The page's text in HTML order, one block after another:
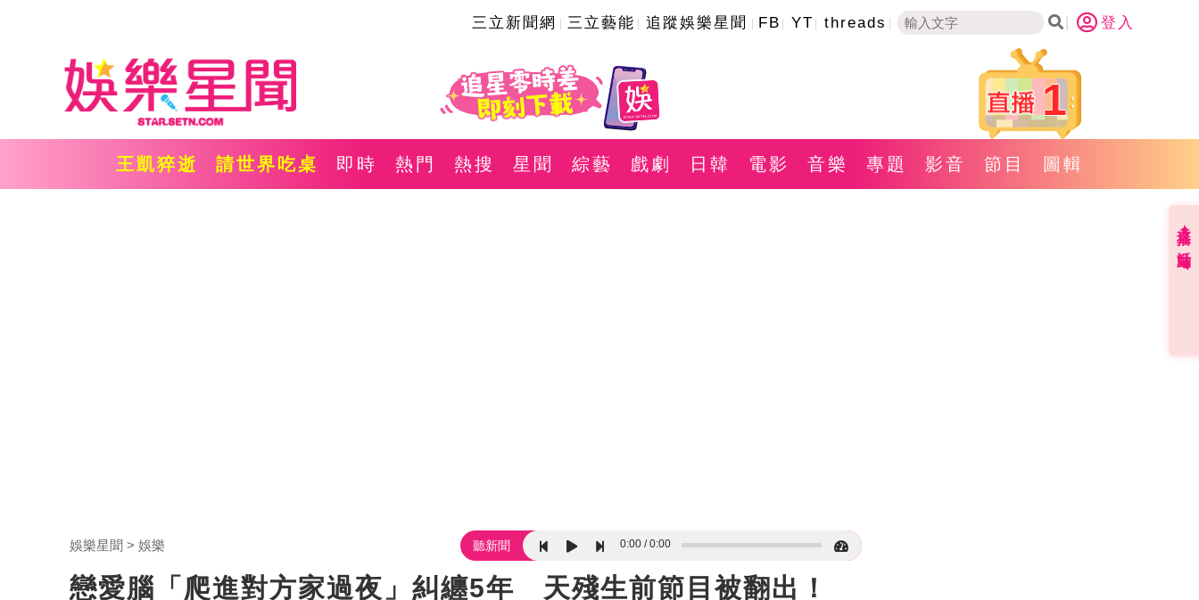
三立新聞網 三立藝能 追蹤娛樂星聞 FB YT threads 登入
1
王凱猝逝 請世界吃桌 即時 熱門 熱搜 星聞 綜藝 戲劇 日韓 電影 音樂 專題 影音 節目 圖輯
娛樂星聞 娛樂 聽新聞 0:00 0:00
戀愛腦「爬進對方家過夜」糾纏5年 天殘生前節目被翻出！
直播✦活動